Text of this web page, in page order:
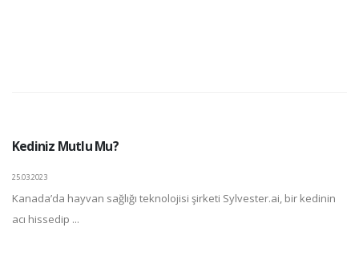
Kediniz Mutlu Mu?
25.03.2023
Kanada’da hayvan sağlığı teknolojisi şirketi Sylvester.ai, bir kedinin
acı hissedip ...